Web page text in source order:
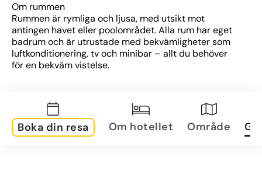
Om rummen
Rummen är rymliga och ljusa, med utsikt mot
antingen havet eller poolområdet. Alla rum har eget
badrum och är utrustade med bekvämligheter som
luftkonditionering, tv och minibar – allt du behöver
för en bekväm vistelse.
Hotellet ligger precis vid stranden, vilket gör det
enkelt att njuta av lata dagar i solen eller ett dopp i
havet. Saladan med sitt utbud av restauranger,
butiker och båtutflykter ligger bara en kort promenad
Boka din resa Om hotellet Område